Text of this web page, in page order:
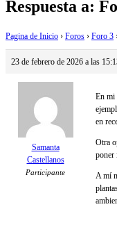
Respuesta a:
Pagina de Inicio › Foros › Foro 3
23 de febrero de 2026 a las
Samanta
Castellanos
Participante
En mi
en
Otra
poner
A mí